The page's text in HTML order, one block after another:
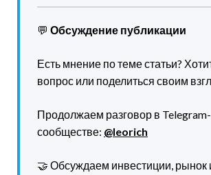
💬 Обсуждение публикации
Есть мнение по теме статьи?
вопрос или поделиться своим
Продолжаем разговор в Telegram-
сообществе: @leorich
🤝 Обсуждаем инвестиции, рынок